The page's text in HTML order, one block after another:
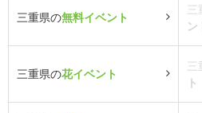
三重県の無料イベント
ン
三重県の花イベント
ト